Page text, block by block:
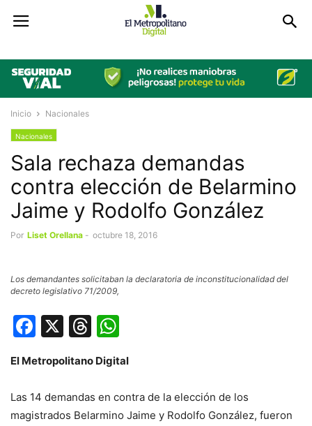
Inicio Nacionales
Nacionales
Sala rechaza demandas
contra elección de Belarmino
Jaime y Rodolfo González
Por Liset Orellana - octubre 18, 2016
Los demandantes solicitaban la declaratoria de inconstitucionalidad del
decreto legislativo 71/2009,
Facebook
X Threads
El Metropolitano Digital
Las 14 demandas en contra de la elección de los
magistrados Belarmino Jaime y Rodolfo González, fueron